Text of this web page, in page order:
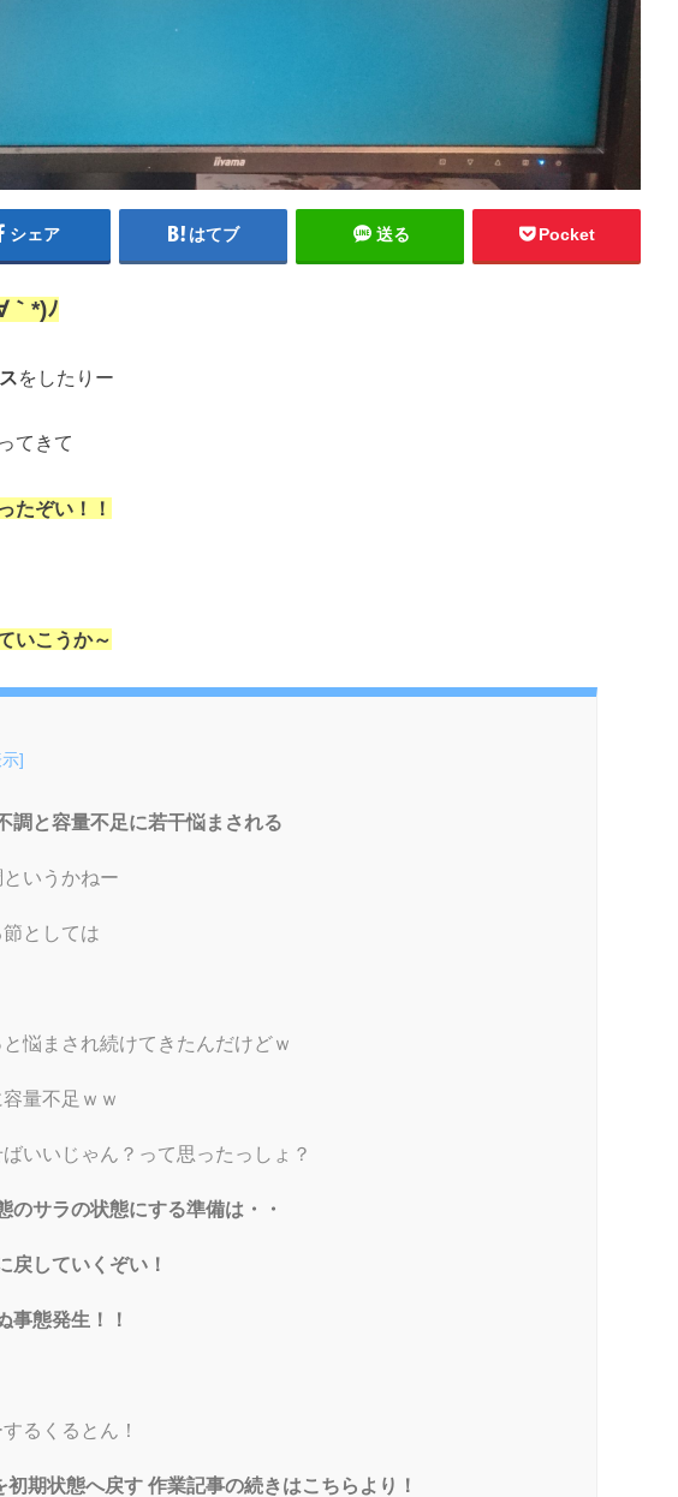
シェア はてブ 送る Pocket
｀*)ﾉ
をしたりー
てきて
たぞい！！
いこうか～
]
と容量不足に若干悩まされる
いうかねー
としては
悩まされ続けてきたんだけどｗ
量不足ｗｗ
いいじゃん？って思ったっしょ？
のサラの状態にする準備は・・
戻していくぞい！
事態発生！！
るくるとん！
期状態へ戻す 作業記事の続きはこちらより！